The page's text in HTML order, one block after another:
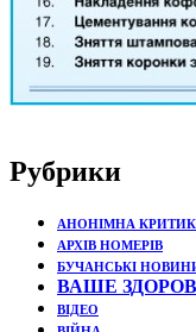
Рубрики
АНОНІМНА
АРХІВ НОМЕРІВ
БУЧАНСЬКІ
ВАШЕ
ВІДЕО